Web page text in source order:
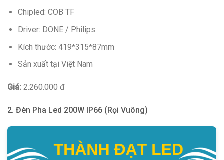
Chipled: COB TF
Driver: DONE / Philips
Kích thước: 419*315*87mm
Sản xuất tại Việt Nam
Giá: 2.260.000 đ
2. Đèn Pha Led 200W IP66 (Rọi Vuông)